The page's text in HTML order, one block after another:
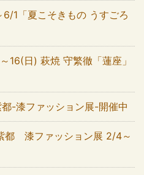
6/1「夏こそきもの うすごろ
16(日) 萩焼 守繁徹「蓮座」
都-漆ファッション展-開催中
都 漆ファッション展 2/4～